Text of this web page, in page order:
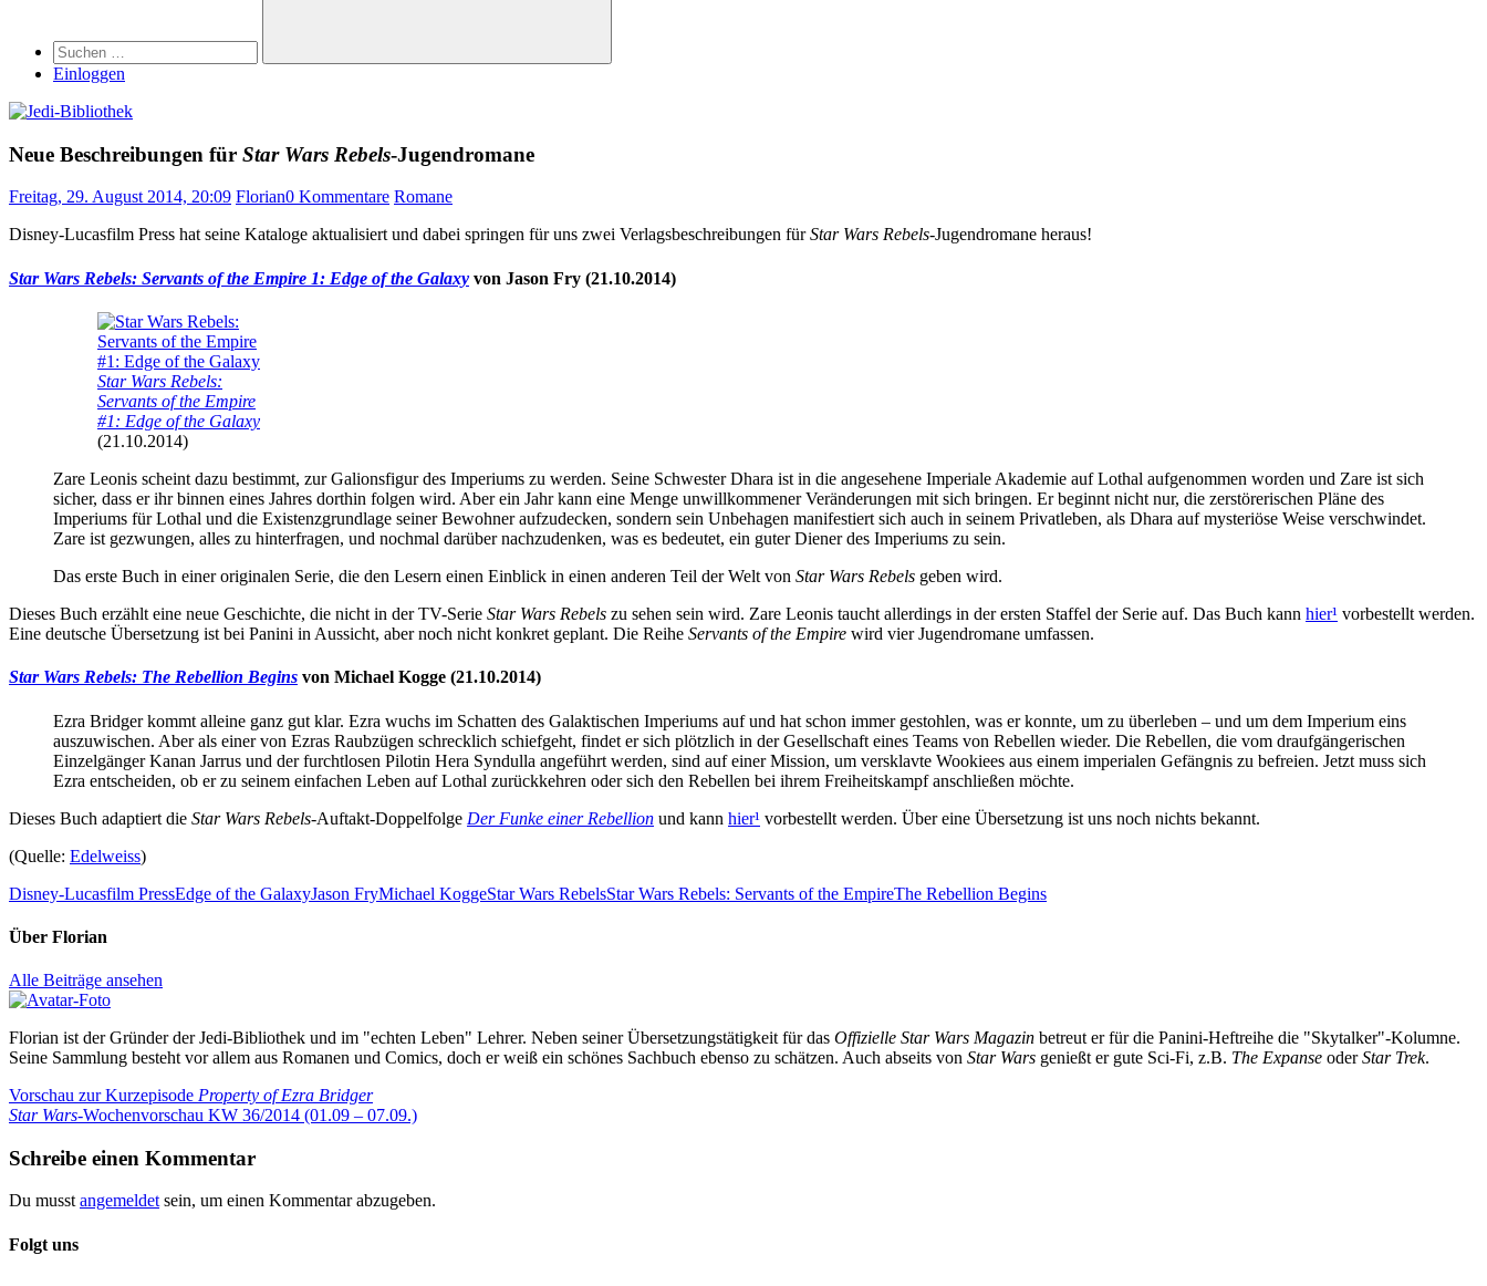
Suchen
Einloggen
Neue Beschreibungen für Star Wars Rebels-Jugendromane
Freitag, 29. August 2014, 20:09 Florian0 Kommentare Romane
Disney-Lucasfilm Press hat seine Kataloge aktualisiert und dabei springen für uns zwei Verlagsbeschreibungen fürStar Wars Rebels-Jugendromane heraus!
Star Wars Rebels: Servants of the Empire 1: Edge of the Galaxy von Jason Fry (21.10.2014)
Star Wars Rebels:
Servants of the Empire
#1: Edge of the Galaxy
(21.10.2014)
Zare Leonis scheint dazu bestimmt, zur Galionsfigur des Imperiums zu werden. Seine Schwester Dhara ist in die angesehene Imperiale Akademie auf Lothal aufgenommen worden und Zare ist sich
sicher, dass er ihr binnen eines Jahres dorthin folgen wird. Aber ein Jahr kann eine Menge unwillkommener Veränderungen mit sich bringen. Er beginnt nicht nur, die zerstörerischen Pläne des
Imperiums für Lothal und die Existenzgrundlage seiner Bewohner aufzudecken, sondern sein Unbehagen manifestiert sich auch in seinem Privatleben, als Dhara auf mysteriöse Weise verschwindet.
Zare ist gezwungen, alles zu hinterfragen, und nochmal darüber nachzudenken, was es bedeutet, ein guter Diener des Imperiums zu sein.
Das erste Buch in einer originalen Serie, die den Lesern einen Einblick in einen anderen Teil der Welt von Star Wars Rebels geben wird.
Dieses Buch erzählt eine neue Geschichte, die nicht in der TV-Serie Star Wars Rebels zu sehen sein wird. Zare Leonis taucht allerdings in der ersten Staffel der Serie auf. Das Buch kann hier¹ vorbestellt werden.
Eine deutsche Übersetzung ist bei Panini in Aussicht, aber noch nicht konkret geplant. Die Reihe Servants of the Empire wird vier Jugendromane umfassen.
Star Wars Rebels: The Rebellion Begins von Michael Kogge (21.10.2014)
Ezra Bridger kommt alleine ganz gut klar. Ezra wuchs im Schatten des Galaktischen Imperiums auf und hat schon immer gestohlen, was er konnte, um zu überleben – und um dem Imperium eins
auszuwischen. Aber als einer von Ezras Raubzügen schrecklich schiefgeht, findet er sich plötzlich in der Gesellschaft eines Teams von Rebellen wieder. Die Rebellen, die vom draufgängerischen
Einzelgänger Kanan Jarrus und der furchtlosen Pilotin Hera Syndulla angeführt werden, sind auf einer Mission, um versklavte Wookiees aus einem imperialen Gefängnis zu befreien. Jetzt muss sich
Ezra entscheiden, ob er zu seinem einfachen Leben auf Lothal zurückkehren oder sich den Rebellen bei ihrem Freiheitskampf anschließen möchte.
Dieses Buch adaptiert die Star Wars Rebels-Auftakt-Doppelfolge Der Funke einer Rebellion und kann hier¹ vorbestellt werden. Über eine Übersetzung ist uns noch nichts bekannt.
(Quelle: Edelweiss)
Disney-Lucasfilm PressEdge of the GalaxyJason FryMichael KoggeStar Wars RebelsStar Wars Rebels: Servants of the EmpireThe Rebellion Begins
Über Florian
Alle Beiträge ansehen
Florian ist der Gründer der Jedi-Bibliothek und im "echten Leben" Lehrer. Neben seiner Übersetzungstätigkeit für das Offizielle Star Wars Magazin betreut er für die Panini-Heftreihe die "Skytalker"-Kolumne.
Seine Sammlung besteht vor allem aus Romanen und Comics, doch er weiß ein schönes Sachbuch ebenso zu schätzen. Auch abseits von Star Wars genießt er gute Sci-Fi, z.B. The Expanse oderStar Trek.
Beitragsnavigation
Vorheriger
Beitrag:
Vorschau zur Kurzepisode Property of Ezra Bridger
Nächster
Star Wars-Wochenvorschau KW 36/2014 (01.09 – 07.09.)
Schreibe einen Kommentar
Du musstangemeldetsein, um einen Kommentar abzugeben.
Folgt uns